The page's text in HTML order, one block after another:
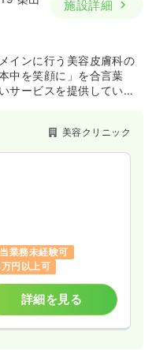
ヶ月
31万円以上可
詳細を見る
一時募集休止
施設詳細
インに行う美容皮膚科の
中を笑顔に」を合言葉
サービスを提供していま
も抜群で、勤務しやすい
美容クリニック
業務未経験可
円以上可
詳細を見る